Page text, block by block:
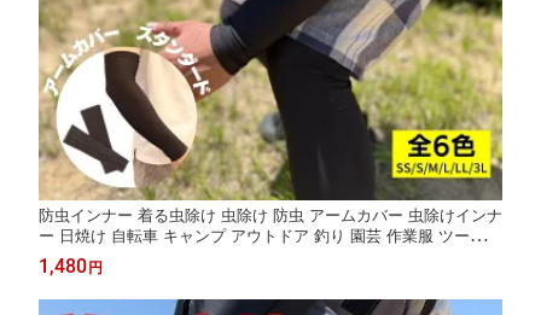
防虫インナー 着る虫除け 虫除け 防虫 アームカバー 虫除けインナ
ー 日焼け 自転車 キャンプ アウトドア 釣り 園芸 作業服 ツーリン
グ サイクリング SS S M L LL 3L インナー
1,480 円